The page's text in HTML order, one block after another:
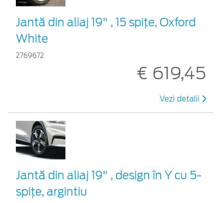
Jantă din aliaj 19" , 15 spițe, Oxford
White
2769672
€ 619,45
Vezi detalii
Jantă din aliaj 19" , design în Y cu 5-
spiţe, argintiu